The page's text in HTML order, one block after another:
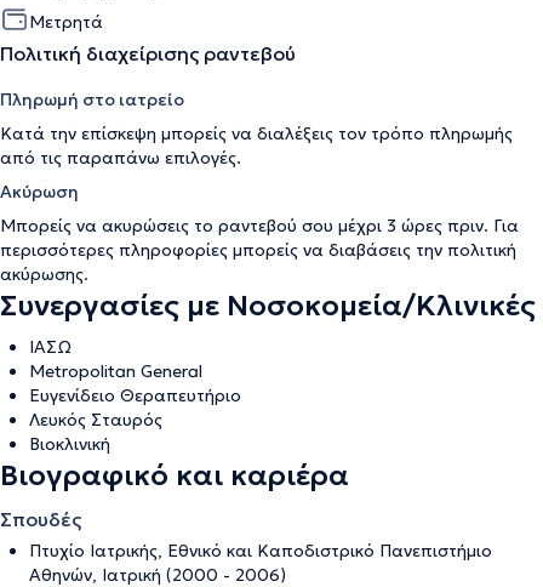
Μετρητά
Πολιτική διαχείρισης ραντεβού
Πληρωμή στο ιατρείο
Κατά την επίσκεψη μπορείς να διαλέξεις τον τρόπο πληρωμής
από τις παραπάνω επιλογές.
Ακύρωση
Μπορείς να ακυρώσεις το ραντεβού σου μέχρι 3 ώρες πριν. Για
περισσότερες πληροφορίες μπορείς να διαβάσεις την πολιτική
ακύρωσης.
Συνεργασίες με Νοσοκομεία/Κλινικές
ΙΑΣΩ
Metropolitan General
Ευγενίδειο Θεραπευτήριο
Λευκός Σταυρός
Βιοκλινική
Βιογραφικό και καριέρα
Σπουδές
Πτυχίο Ιατρικής, Εθνικό και Καποδιστρικό Πανεπιστήμιο
Αθηνών, Ιατρική (2000 - 2006)